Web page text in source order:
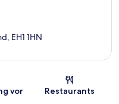
EH1 1HN
vor
Restaurants